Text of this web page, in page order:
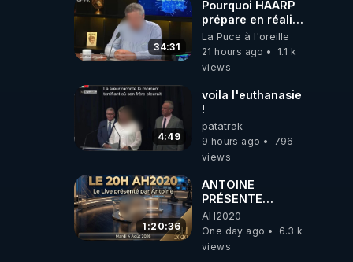
34:31
Pourquoi HAARP
prépare en réalité
un CHAOS
climatique, on
répond
La Puce à l'oreille
21 hours ago
1.1 k
views
4:49
voila l'euthanasie
!
patatrak
9 hours ago
796
views
1:20:36
ANTOINE
PRÉSENTE
AH2020 LE LIVE
20H ***DU
04/08/2026***
AH2020
One day ago
6.3 k
views